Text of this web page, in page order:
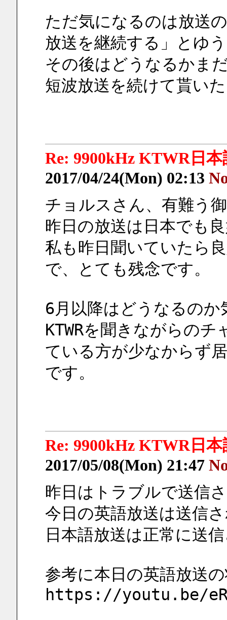
ただ気になるのは放送
放送を継続する」とゆ
その後はどうなるかま
短波放送を続けて貰い
Re: 9900kHz KTWR日
2017/04/24(Mon) 02:13
チョルスさん、有難う
昨日の放送は日本でも
私も昨日聞いていたら
で、とても残念です。
6月以降はどうなるの
KTWRを聞きながらの
ている方が少なからず
です。
Re: 9900kHz KTWR日
2017/05/08(Mon) 21:47
昨日はトラブルで送信
今日の英語放送は送信
日本語放送は正常に送
参考に本日の英語放送
https://youtu.be/